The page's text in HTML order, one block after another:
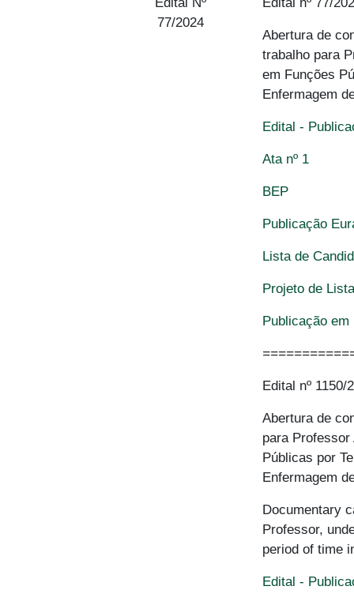
77/2024
Abertura de
trabalho para
em Funções
Enfermagem
Edital -
Ata nº 1
BEP
Publicação
Lista de
Projeto de
Publicação
Edital nº 1150/
Abertura de
para Professor
Públicas por
Enfermagem
Documentary
Professor,
period of time
Edital -